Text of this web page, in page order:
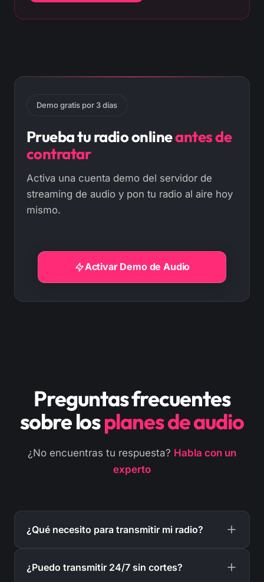
Demo gratis por 3 días
Prueba tu radio onlineantes de
contratar
Activa una cuenta demo del servidor de
streaming de audio y pon tu radio al aire hoy
mismo.
Activar Demo de Audio
Preguntas frecuentes
sobre losplanes de audio
¿No encuentras tu respuesta? Habla con un
experto
¿Qué necesito para transmitir mi radio?
cualquier software compatible con SHOUTcast,
¿Puedo transmitir 24/7 sin cortes?